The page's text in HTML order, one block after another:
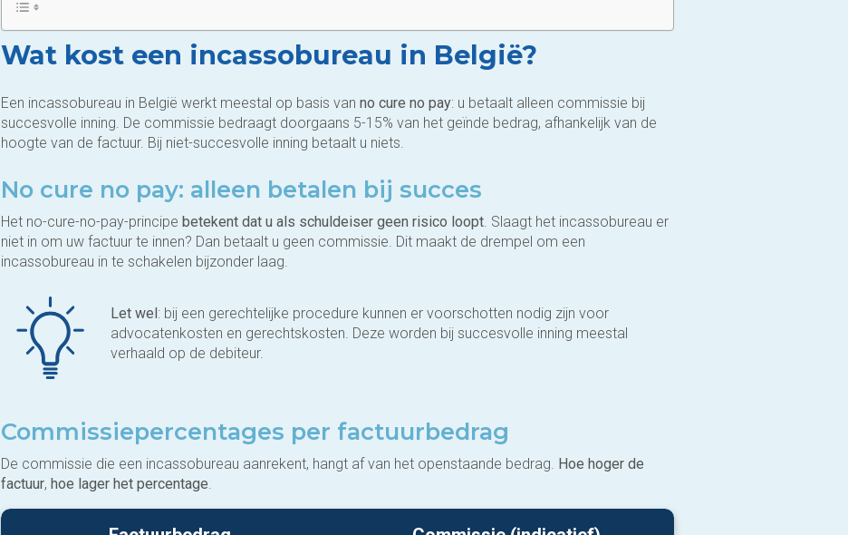
Wat kost een incassobureau in België?
Een incassobureau in België werkt meestal op basis van no cure no pay: u betaalt alleen commissie bij
succesvolle inning. De commissie bedraagt doorgaans 5-15% van het geïnde bedrag, afhankelijk van de
hoogte van de factuur. Bij niet-succesvolle inning betaalt u niets.
No cure no pay: alleen betalen bij succes
Het no-cure-no-pay-principe betekent dat u als schuldeiser geen risico loopt. Slaagt het incassobureau er
niet in om uw factuur te innen? Dan betaalt u geen commissie. Dit maakt de drempel om een
incassobureau in te schakelen bijzonder laag.
Let wel : bij een gerechtelijke procedure kunnen er voorschotten nodig zijn voor
advocatenkosten en gerechtskosten. Deze worden bij succesvolle inning meestal
verhaald op de debiteur.
Commissiepercentages per factuurbedrag
De commissie die een incassobureau aanrekent, hangt af van het openstaande bedrag. Hoe hoger de
factuur, hoe lager het percentage.